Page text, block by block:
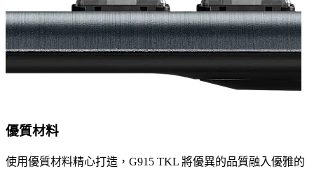
優質材料
使用優質材料精心打造，G915 TKL 將優異的品質融入優雅的